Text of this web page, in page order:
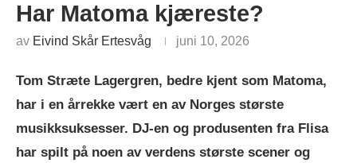
Har Matoma kjæreste?
av Eivind Skår Ertesvåg juni 10, 2026
Tom Stræte Lagergren, bedre kjent som Matoma,
har i en årrekke vært en av Norges største
musikksuksesser. DJ-en og produsenten fra Flisa
har spilt på noen av verdens største scener og